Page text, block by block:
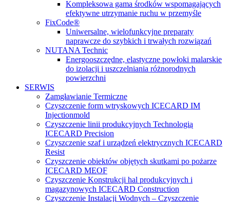
Kompleksowa gama środków wspomagających
efektywne utrzymanie ruchu w przemyśle
FixCode®
Uniwersalne, wielofunkcyjne preparaty
naprawcze do szybkich i trwałych rozwiązań
NUTANA Technic
Energooszczędne, elastyczne powłoki malarskie
do izolacji i uszczelniania różnorodnych
powierzchni
SERWIS
Zamgławianie Termiczne
Czyszczenie form wtryskowych ICECARD IM
Injectionmold
Czyszczenie linii produkcyjnych Technologią
ICECARD Precision
Czyszczenie szaf i urządzeń elektrycznych ICECARD
Resist
Czyszczenie obiektów objętych skutkami po pożarze
ICECARD MEOF
Czyszczenie Konstrukcji hal produkcyjnych i
magazynowych ICECARD Construction
Czyszczenie Instalacji Wodnych – Czyszczenie